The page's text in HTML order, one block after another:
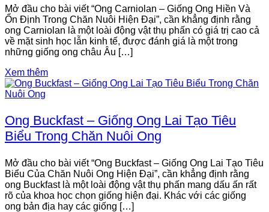
Mở đầu cho bài viết “Ong Carniolan – Giống Ong Hiền Và
Ổn Định Trong Chăn Nuôi Hiện Đại”, cần khẳng định rằng
ong Carniolan là một loài động vật thụ phấn có giá trị cao cả
về mặt sinh học lẫn kinh tế, được đánh giá là một trong
những giống ong châu Âu […]
Xem thêm
Ong Buckfast – Giống Ong Lai Tạo Tiêu
Biểu Trong Chăn Nuôi Ong
Mở đầu cho bài viết “Ong Buckfast – Giống Ong Lai Tạo Tiêu
Biểu Của Chăn Nuôi Ong Hiện Đại”, cần khẳng định rằng
ong Buckfast là một loài động vật thụ phấn mang dấu ấn rất
rõ của khoa học chọn giống hiện đại. Khác với các giống
ong bản địa hay các giống […]